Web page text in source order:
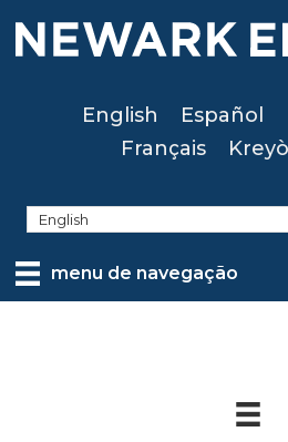
Skip
English Español
Français
menu de navegação